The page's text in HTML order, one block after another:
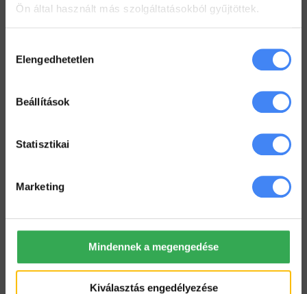
Ön által használt más szolgáltatásokból gyűjtöttek.
kiválasztása
Elengedhetetlen
Beállítások
Statisztikai
Marketing
Mindennek a megengedése
Kiválasztás engedélyezése
Google Workspace vs. MS365 –
Starter vagy Standard?
2022. május 3.